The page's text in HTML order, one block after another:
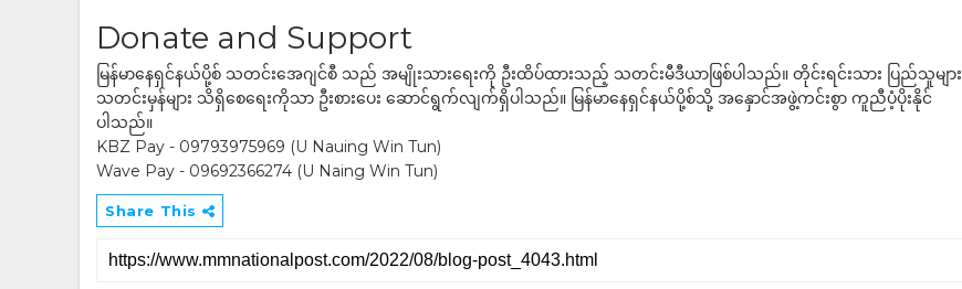
Donate and Support
မြန်မာနေရှင်နယ်ပို့စ် သတင်းအေဂျင်စီ သည် အမျိုးသားရေးကို ဦးထိပ်ထားသည့် သတင်းမီဒီယာဖြစ်ပါသည်။ တိုင်းရင်းသား ပြည်သူများ
သတင်းမှန်များ သိရှိစေရေးကိုသာ ဦးစားပေး ဆောင်ရွက်လျက်ရှိပါသည်။ မြန်မာနေရှင်နယ်ပို့စ်သို့ အနှောင်အဖွဲ့ကင်းစွာ ကူညီပံ့ပိုးနိုင်
ပါသည်။
KBZ Pay - 09793975969 (U Nauing Win Tun)
Wave Pay - 09692366274 (U Naing Win Tun)
Share This